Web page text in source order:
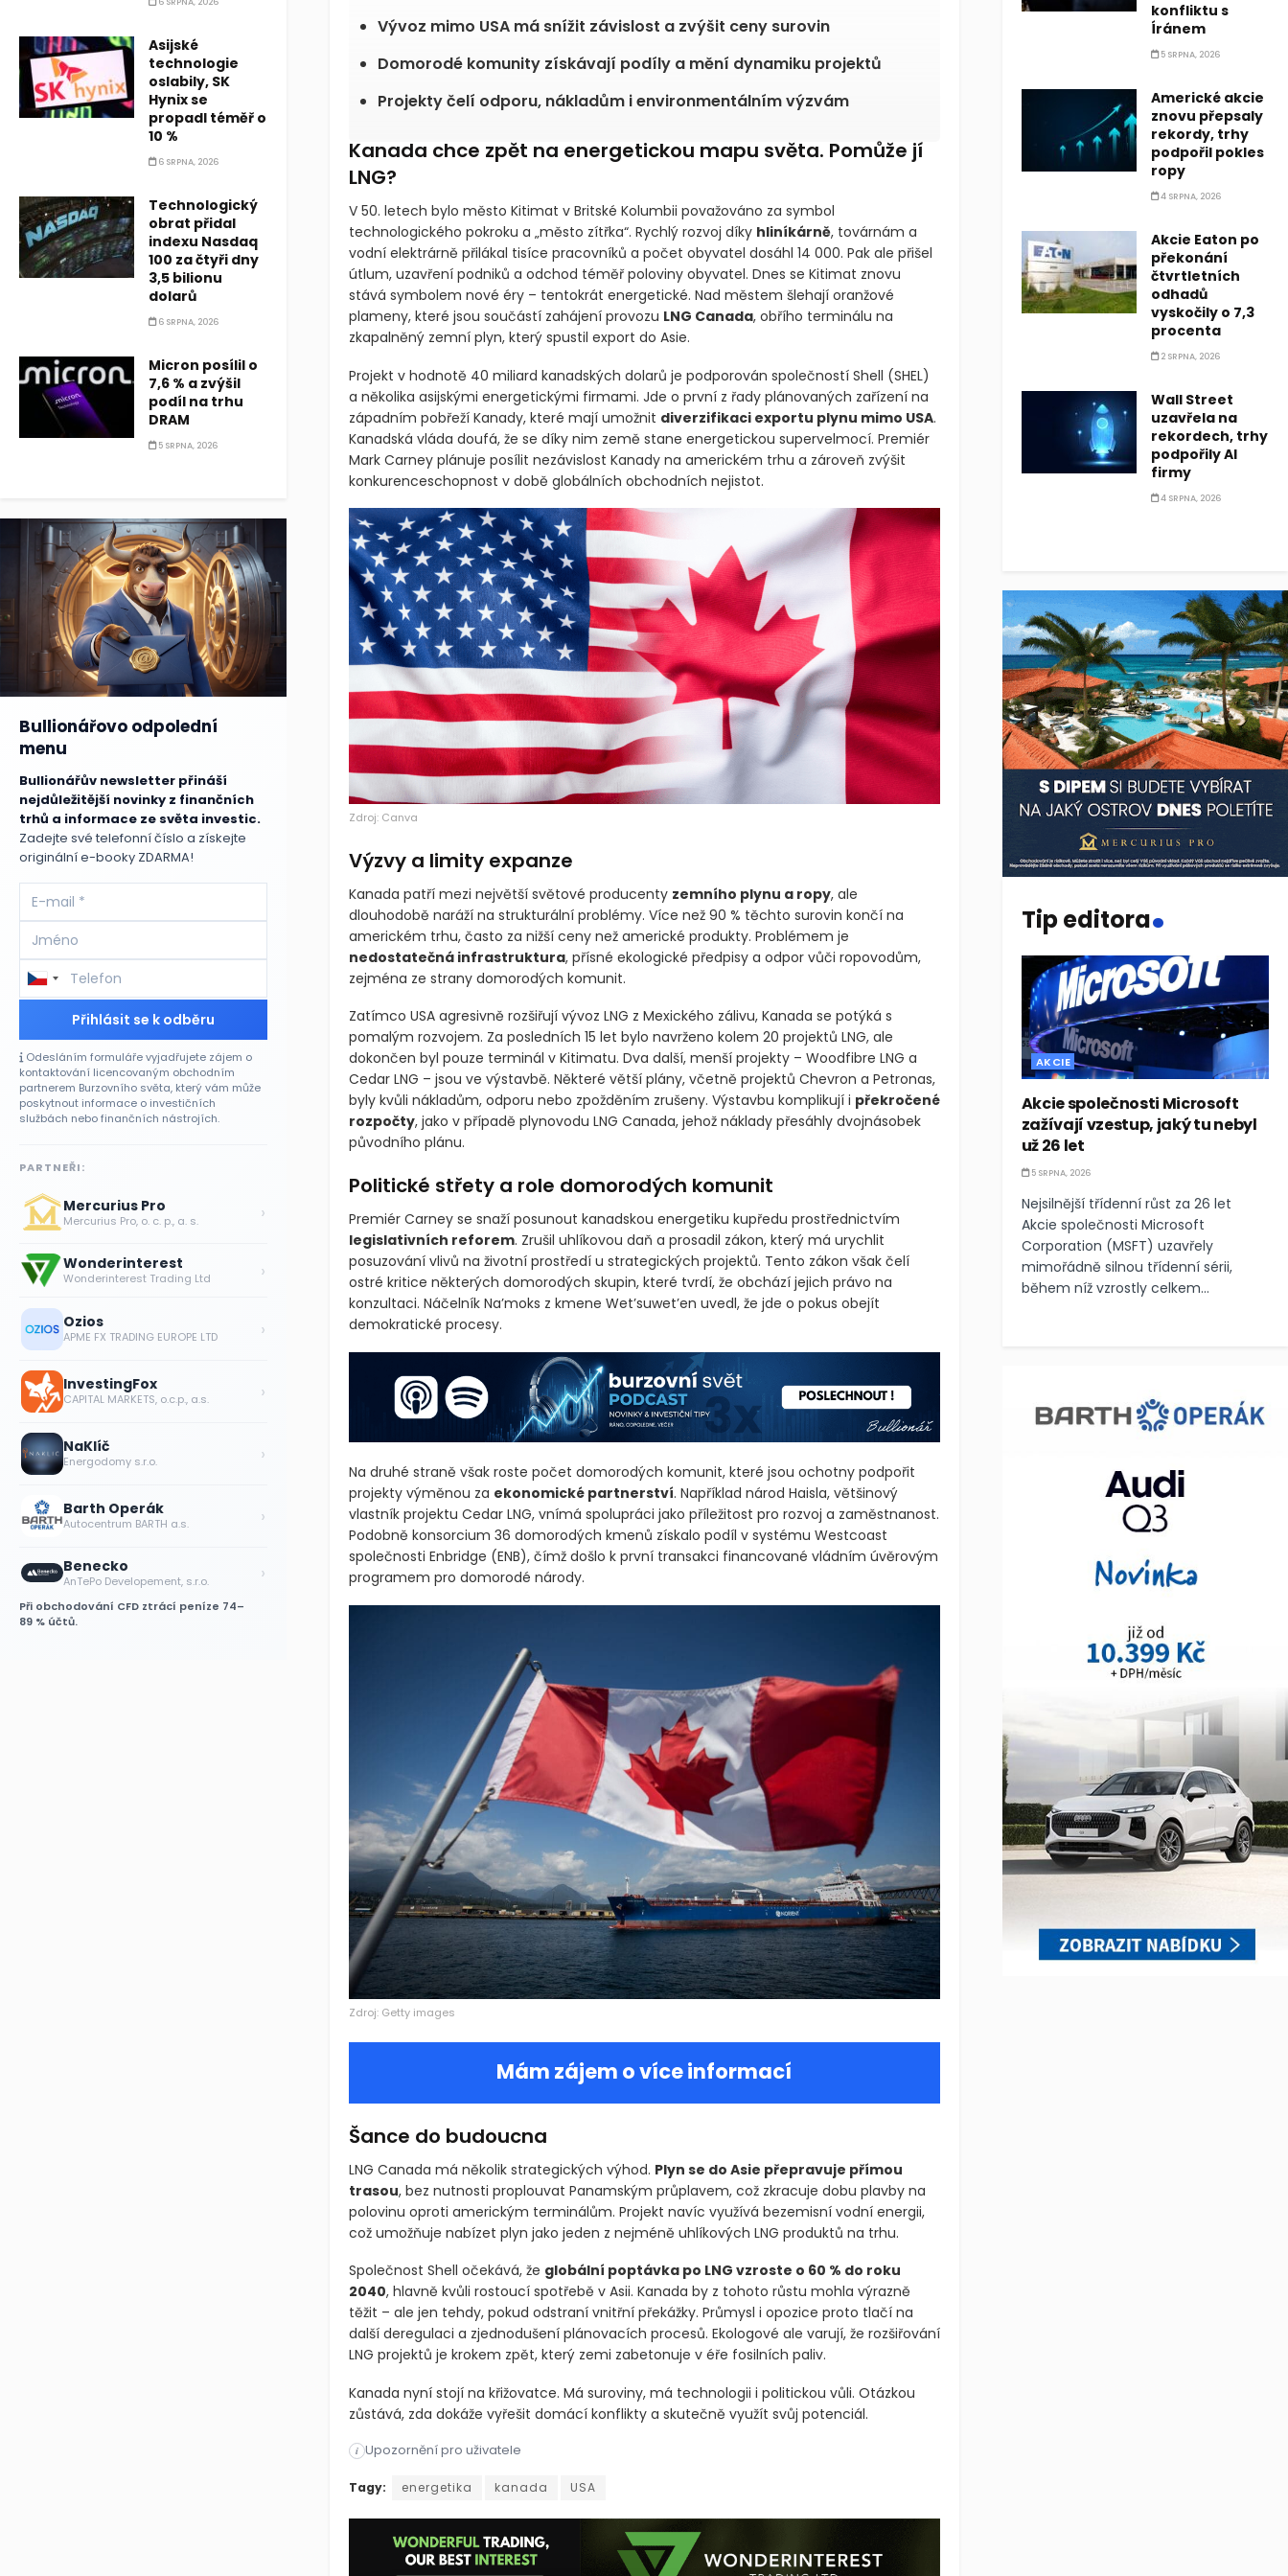
Vývoz mimo USA má snížit závislost a zvýšit ceny surovin
Domorodé komunity získávají podíly a mění dynamiku projektů
Projekty čelí odporu, nákladům i environmentálním výzvám
Kanada chce zpět na energetickou mapu světa. Pomůže jí
LNG?
V 50. letech bylo město Kitimat v Britské Kolumbii považováno za symbol
technologického pokroku a „město zítřka“. Rychlý rozvoj díky hliníkárně, továrnám a
vodní elektrárně přilákal tisíce pracovníků a počet obyvatel dosáhl 14 000. Pak ale přišel
útlum, uzavření podniků a odchod téměř poloviny obyvatel. Dnes se Kitimat znovu
stává symbolem nové éry – tentokrát energetické. Nad městem šlehají oranžové
plameny, které jsou součástí zahájení provozu LNG Canada, obřího terminálu na
zkapalněný zemní plyn, který spustil export do Asie.
Projekt v hodnotě 40 miliard kanadských dolarů je podporován společností Shell (SHEL)
a několika asijskými energetickými firmami. Jde o první z řady plánovaných zařízení na
západním pobřeží Kanady, které mají umožnit diverzifikaci exportu plynu mimo USA.
Kanadská vláda doufá, že se díky nim země stane energetickou supervelmocí. Premiér
Mark Carney plánuje posílit nezávislost Kanady na americkém trhu a zároveň zvýšit
konkurenceschopnost v době globálních obchodních nejistot.
Zdroj: Canva
Výzvy a limity expanze
Kanada patří mezi největší světové producenty zemního plynu a ropy, ale
dlouhodobě naráží na strukturální problémy. Více než 90 % těchto surovin končí na
americkém trhu, často za nižší ceny než americké produkty. Problémem je
nedostatečná infrastruktura, přísné ekologické předpisy a odpor vůči ropovodům,
zejména ze strany domorodých komunit.
Zatímco USA agresivně rozšiřují vývoz LNG z Mexického zálivu, Kanada se potýká s
pomalým rozvojem. Za posledních 15 let bylo navrženo kolem 20 projektů LNG, ale
dokončen byl pouze terminál v Kitimatu. Dva další, menší projekty – Woodfibre LNG a
Cedar LNG – jsou ve výstavbě. Některé větší plány, včetně projektů Chevron a Petronas,
byly kvůli nákladům, odporu nebo zpožděním zrušeny. Výstavbu komplikují i překročené
rozpočty, jako v případě plynovodu LNG Canada, jehož náklady přesáhly dvojnásobek
původního plánu.
Politické střety a role domorodých komunit
Premiér Carney se snaží posunout kanadskou energetiku kupředu prostřednictvím
legislativních reforem. Zrušil uhlíkovou daň a prosadil zákon, který má urychlit
posuzování vlivů na životní prostředí u strategických projektů. Tento zákon však čelí
ostré kritice některých domorodých skupin, které tvrdí, že obchází jejich právo na
konzultaci. Náčelník Na’moks z kmene Wet’suwet’en uvedl, že jde o pokus obejít
demokratické procesy.
Na druhé straně však roste počet domorodých komunit, které jsou ochotny podpořit
projekty výměnou za ekonomické partnerství. Například národ Haisla, většinový
vlastník projektu Cedar LNG, vnímá spolupráci jako příležitost pro rozvoj a zaměstnanost.
Podobně konsorcium 36 domorodých kmenů získalo podíl v systému Westcoast
společnosti Enbridge (ENB), čímž došlo k první transakci financované vládním úvěrovým
programem pro domorodé národy.
Zdroj: Getty images
Mám zájem o více informací
Šance do budoucna
LNG Canada má několik strategických výhod. Plyn se do Asie přepravuje přímou
trasou, bez nutnosti proplouvat Panamským průplavem, což zkracuje dobu plavby na
polovinu oproti americkým terminálům. Projekt navíc využívá bezemisní vodní energii,
což umožňuje nabízet plyn jako jeden z nejméně uhlíkových LNG produktů na trhu.
Společnost Shell očekává, že globální poptávka po LNG vzroste o 60 % do roku
2040, hlavně kvůli rostoucí spotřebě v Asii. Kanada by z tohoto růstu mohla výrazně
těžit – ale jen tehdy, pokud odstraní vnitřní překážky. Průmysl i opozice proto tlačí na
další deregulaci a zjednodušení plánovacích procesů. Ekologové ale varují, že rozšiřování
LNG projektů je krokem zpět, který zemi zabetonuje v éře fosilních paliv.
Kanada nyní stojí na křižovatce. Má suroviny, má technologii i politickou vůli. Otázkou
zůstává, zda dokáže vyřešit domácí konflikty a skutečně využít svůj potenciál.
i Upozornění pro uživatele
Vláda má plán, jak využít bohaté zásoby fosilních paliv k odvrácení negativních dopadů Trumpových cel. Kanada chce zpět na
Tagy: energetika kanada USA
Asijské
technologie
oslabily, SK
Hynix se
propadl téměř o
10 %
6 SRPNA, 2026
Technologický
obrat přidal
indexu Nasdaq
100 za čtyři dny
3,5 bilionu
dolarů
6 SRPNA, 2026
Micron posílil o
7,6 % a zvýšil
podíl na trhu
DRAM
5 SRPNA, 2026
Bullionářovo odpolední
menu
Bullionářův newsletter přináší
nejdůležitější novinky z finančních
trhů a informace ze světa investic.
Zadejte své telefonní číslo a získejte
originální e-booky ZDARMA!
Přihlásit se k odběru
Odesláním formuláře vyjadřujete zájem o
kontaktování licencovaným obchodním
partnerem Burzovního světa, který vám může
poskytnout informace o investičních
službách nebo finančních nástrojích.
PARTNEŘI:
Mercurius Pro
Mercurius Pro, o. c. p., a. s. ›
Wonderinterest
Wonderinterest Trading Ltd ›
Ozios
APME FX TRADING EUROPE LTD ›
InvestingFox
CAPITAL MARKETS, o.c.p., a.s. ›
NaKlíč
Energodomy s.r.o. ›
Barth Operák
Autocentrum BARTH a.s. ›
Benecko
AnTePo Developement, s.r.o. ›
Při obchodování CFD ztrácí peníze 74–
89 % účtů.
konfliktu s
Íránem
5 SRPNA, 2026
Americké akcie
znovu přepsaly
rekordy, trhy
podpořil pokles
ropy
4 SRPNA, 2026
Akcie Eaton po
překonání
čtvrtletních
odhadů
vyskočily o 7,3
procenta
2 SRPNA, 2026
Wall Street
uzavřela na
rekordech, trhy
podpořily AI
firmy
4 SRPNA, 2026
Tip editora.
AKCIE
Akcie společnosti Microsoft
zažívají vzestup, jaký tu nebyl
už 26 let
5 SRPNA, 2026
Nejsilnější třídenní růst za 26 let
Akcie společnosti Microsoft
Corporation (MSFT) uzavřely
mimořádně silnou třídenní sérii,
během níž vzrostly celkem...